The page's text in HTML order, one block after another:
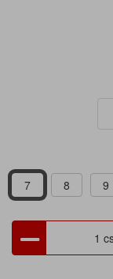
7
8 9